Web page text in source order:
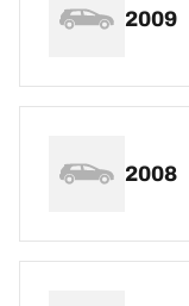
2009
2008